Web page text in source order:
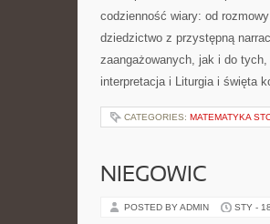
poziomu zaawansowania.
Idea Śpiewających Skrzypiec